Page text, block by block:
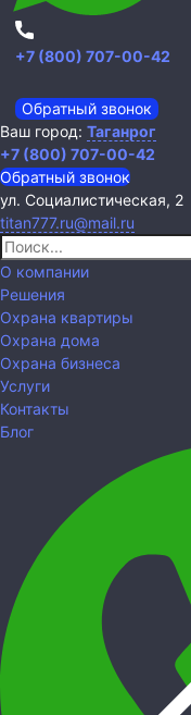
+7 (800) 707-00-42
Обратный звонок
Ваш город: Таганрог
+7 (800) 707-00-42
Обратный звонок
ул. Социалистическая, 2
titan777.ru@mail.ru
О компании
Решения
Охрана квартиры
Охрана дома
Охрана бизнеса
Услуги
Контакты
Блог